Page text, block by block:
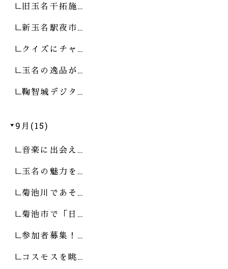
旧玉名干拓施…
新玉名駅夜市…
クイズにチャ…
玉名の逸品が…
鞠智城デジタ…
9月(15)
音楽に出会え…
玉名の魅力を…
菊池川であそ…
菊池市で「日…
参加者募集！…
コスモスを眺…